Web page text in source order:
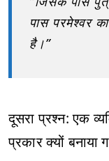
पास परमेश्वर
है।”
दूसरा प्रश्न: एक
प्रकार क्यों बनाया